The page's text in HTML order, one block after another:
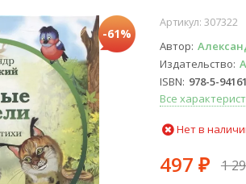
-61%
Артикул: 307322
Автор
Издательство
ISBN 978-5-
Все
Нет в
497 ₽ 1